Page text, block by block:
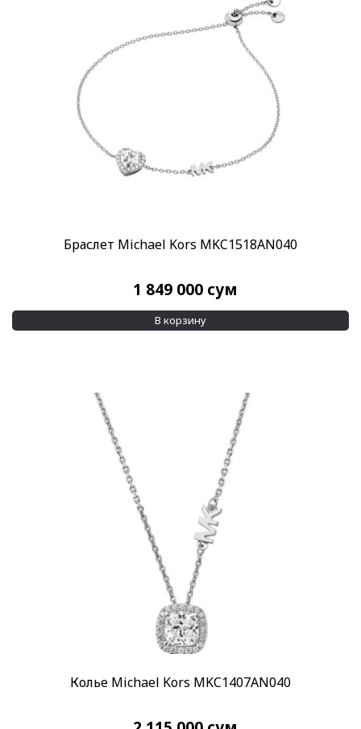
Браслет Michael Kors MKC1518AN040
1 849 000 сум
В корзину
Колье Michael Kors MKC1407AN040